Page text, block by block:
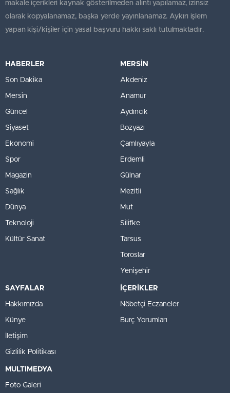
makale içerikleri kaynak gösterilmeden alıntı yapılamaz, izinsiz
olarak kopyalanamaz, başka yerde yayınlanamaz. Aykırı işlem
yapan kişi/kişiler için yasal başvuru hakkı saklı tutulmaktadır.
HABERLER
Son Dakika
Mersin
Güncel
Siyaset
Ekonomi
Spor
Magazin
Sağlık
Dünya
Teknoloji
Kültür Sanat
MERSİN
Akdeniz
Anamur
Aydıncık
Bozyazı
Çamlıyayla
Erdemli
Gülnar
Mezitli
Mut
Silifke
Tarsus
Toroslar
Yenişehir
SAYFALAR
Hakkımızda
Künye
İletişim
Gizlilik Politikası
İÇERİKLER
Nöbetçi Eczaneler
Burç Yorumları
MULTIMEDYA
Foto Galeri